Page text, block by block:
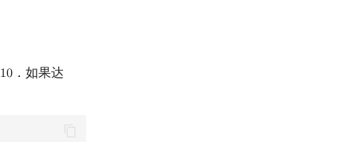
10
10 ．如果达